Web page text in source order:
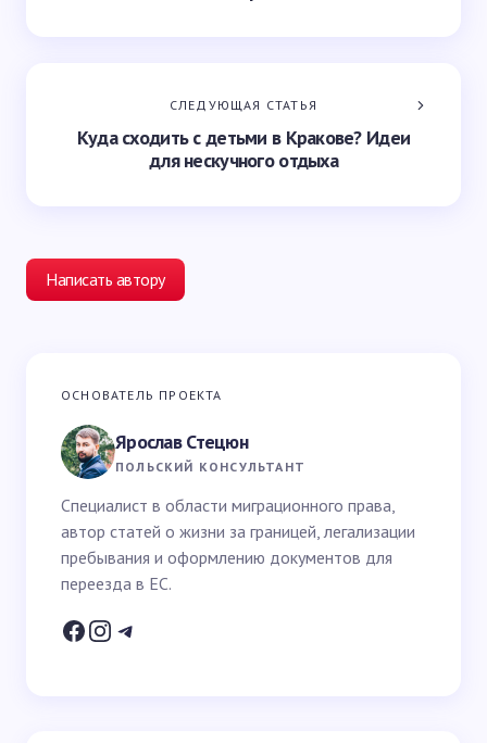
СЛЕДУЮЩАЯ СТАТЬЯ
Куда сходить с детьми в Кракове? Идеи
для нескучного отдыха
Написать автору
Ваш адрес email не будет опубликован.
Ваш вопрос *
Ваше имя *
Email *
ОСНОВАТЕЛЬ ПРОЕКТА
Ярослав Стецюн
ПОЛЬСКИЙ КОНСУЛЬТАНТ
Специалист в области миграционного права,
автор статей о жизни за границей, легализации
пребывания и оформлению документов для
переезда в ЕС.